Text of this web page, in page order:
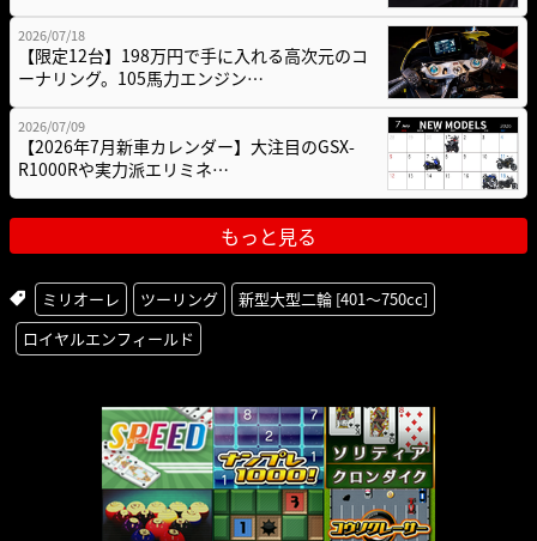
2026/07/18
【限定12台】198万円で手に入れる高次元のコ
ーナリング。105馬力エンジン…
2026/07/09
【2026年7月新車カレンダー】大注目のGSX-
R1000Rや実力派エリミネ…
もっと見る
ミリオーレ ツーリング
新型大型二輪 [401〜750cc]
ロイヤルエンフィールド